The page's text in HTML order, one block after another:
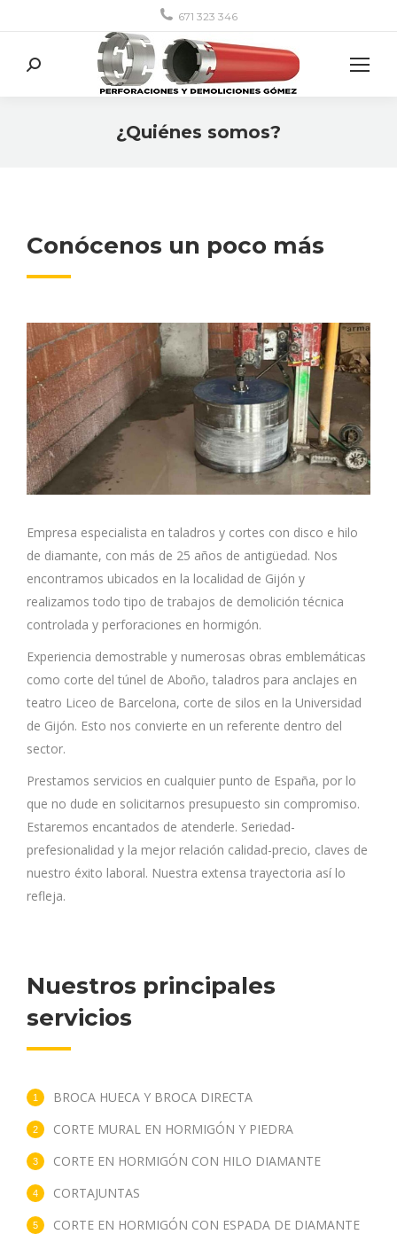
671 323 346
Buscar:
¿Quiénes somos?
Conócenos un poco más
Empresa especialista en taladros y cortes con disco e hilo
de diamante, con más de 25 años de antigüedad. Nos
encontramos ubicados en la localidad de Gijón y
realizamos todo tipo de trabajos de demolición técnica
controlada y perforaciones en hormigón.
Experiencia demostrable y numerosas obras emblemáticas
como corte del túnel de Aboño, taladros para anclajes en
teatro Liceo de Barcelona, corte de silos en la Universidad
de Gijón. Esto nos convierte en un referente dentro del
sector.
Prestamos servicios en cualquier punto de España, por lo
que no dude en solicitarnos presupuesto sin compromiso.
Estaremos encantados de atenderle. Seriedad-
prefesionalidad y la mejor relación calidad-precio, claves de
nuestro éxito laboral. Nuestra extensa trayectoria así lo
refleja.
Nuestros principales
servicios
BROCA HUECA Y BROCA DIRECTA
CORTE MURAL EN HORMIGÓN Y PIEDRA
CORTE EN HORMIGÓN CON HILO DIAMANTE
CORTAJUNTAS
CORTE EN HORMIGÓN CON ESPADA DE DIAMANTE